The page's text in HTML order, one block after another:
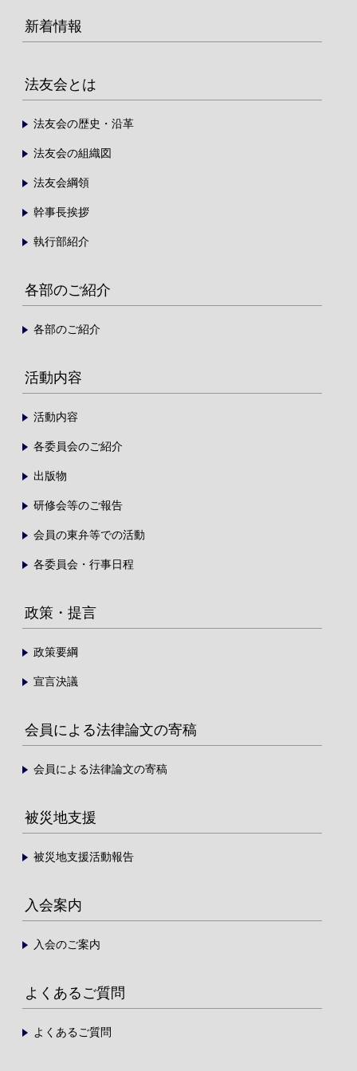
新着情報
法友会とは
法友会の歴史・沿革
法友会の組織図
法友会綱領
幹事長挨拶
執行部紹介
各部のご紹介
各部のご紹介
活動内容
活動内容
各委員会のご紹介
出版物
研修会等のご報告
会員の東弁等での活動
各委員会・行事日程
政策・提言
政策要綱
宣言決議
会員による法律論文の寄稿
会員による法律論文の寄稿
被災地支援
被災地支援活動報告
入会案内
入会のご案内
よくあるご質問
よくあるご質問